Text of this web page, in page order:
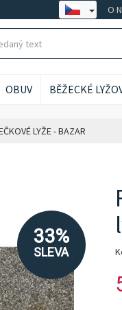
O
OBUV BĚŽECKÉ
LYŽE - BAZAR
33%
SLEVA